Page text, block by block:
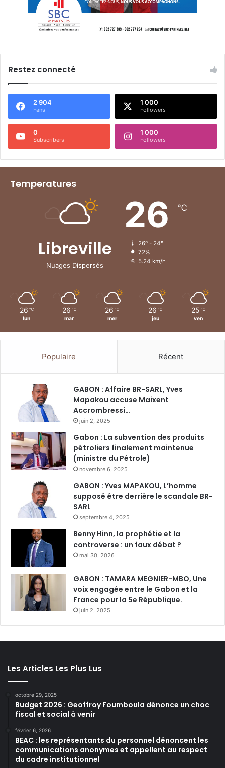
Restez connecté
2 904
Fans
1 000
Followers
0
Subscribers
1 000
Followers
Temperatures
Libreville
Nuages Dispersés
26 ℃
26º - 24º
72%
5.24 km/h
26 ℃
lun
26 ℃
mar
26 ℃
mer
26 ℃
jeu
25 ℃
ven
Populaire Récent
GABON : Affaire BR-SARL, Yves
Mapakou accuse Maixent
Accrombressi…
juin 2, 2025
Gabon : La subvention des produits
pétroliers finalement maintenue
(ministre du Pétrole)
novembre 6, 2025
GABON : Yves MAPAKOU, L’homme
supposé être derrière le scandale BR-
SARL
septembre 4, 2025
Benny Hinn, la prophétie et la
controverse : un faux débat ?
mai 30, 2026
GABON : TAMARA MEGNIER-MBO, Une
voix engagée entre le Gabon et la
France pour la 5e République.
juin 2, 2025
Les Articles Les Plus Lus
octobre 29, 2025
Budget 2026 : Geoffroy Foumboula dénonce un choc
fiscal et social à venir
février 6, 2026
BEAC : les représentants du personnel dénoncent les
communications anonymes et appellent au respect
du cadre institutionnel